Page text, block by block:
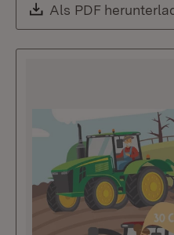
Download:
Als PDF